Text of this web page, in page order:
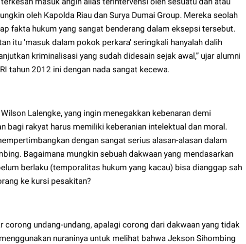
oleh Kapolda Riau dan Surya Dumai Group. Mereka seolah
fakta hukum yang sangat benderang dalam eksepsi tersebut.
itu 'masuk dalam pokok perkara' seringkali hanyalah dalih
kriminalisasi yang sudah didesain sejak awal,” ujar alumni
tahun 2012 ini dengan nada sangat kecewa.
Lalengke, yang ingin menegakkan kebenaran demi
bagi rakyat harus memiliki keberanian intelektual dan moral.
dengan sangat serius alasan-alasan dalam
Bagaimana mungkin sebuah dakwaan yang mendasarkan
berlaku (temporalitas hukum yang kacau) bisa dianggap sah
ke kursi pesakitan?
corong undang-undang, apalagi corong dari dakwaan yang tidak
nuraninya untuk melihat bahwa Jekson Sihombing